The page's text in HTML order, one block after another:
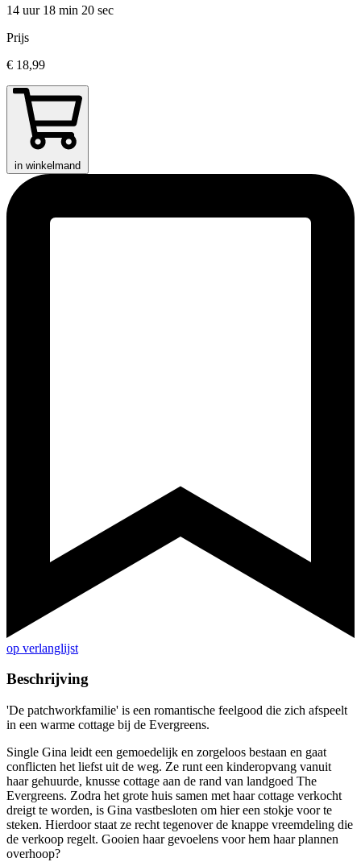
14 uur 18 min 20 sec
Prijs
€ 18,99
in winkelmand
op verlanglijst
Beschrijving
'De patchworkfamilie' is een romantische feelgood die zich afspeelt
in een warme cottage bij de Evergreens.
Single Gina leidt een gemoedelijk en zorgeloos bestaan en gaat
conflicten het liefst uit de weg. Ze runt een kinderopvang vanuit
haar gehuurde, knusse cottage aan de rand van landgoed The
Evergreens. Zodra het grote huis samen met haar cottage verkocht
dreigt te worden, is Gina vastbesloten om hier een stokje voor te
steken. Hierdoor staat ze recht tegenover de knappe vreemdeling die
de verkoop regelt. Gooien haar gevoelens voor hem haar plannen
overhoop?